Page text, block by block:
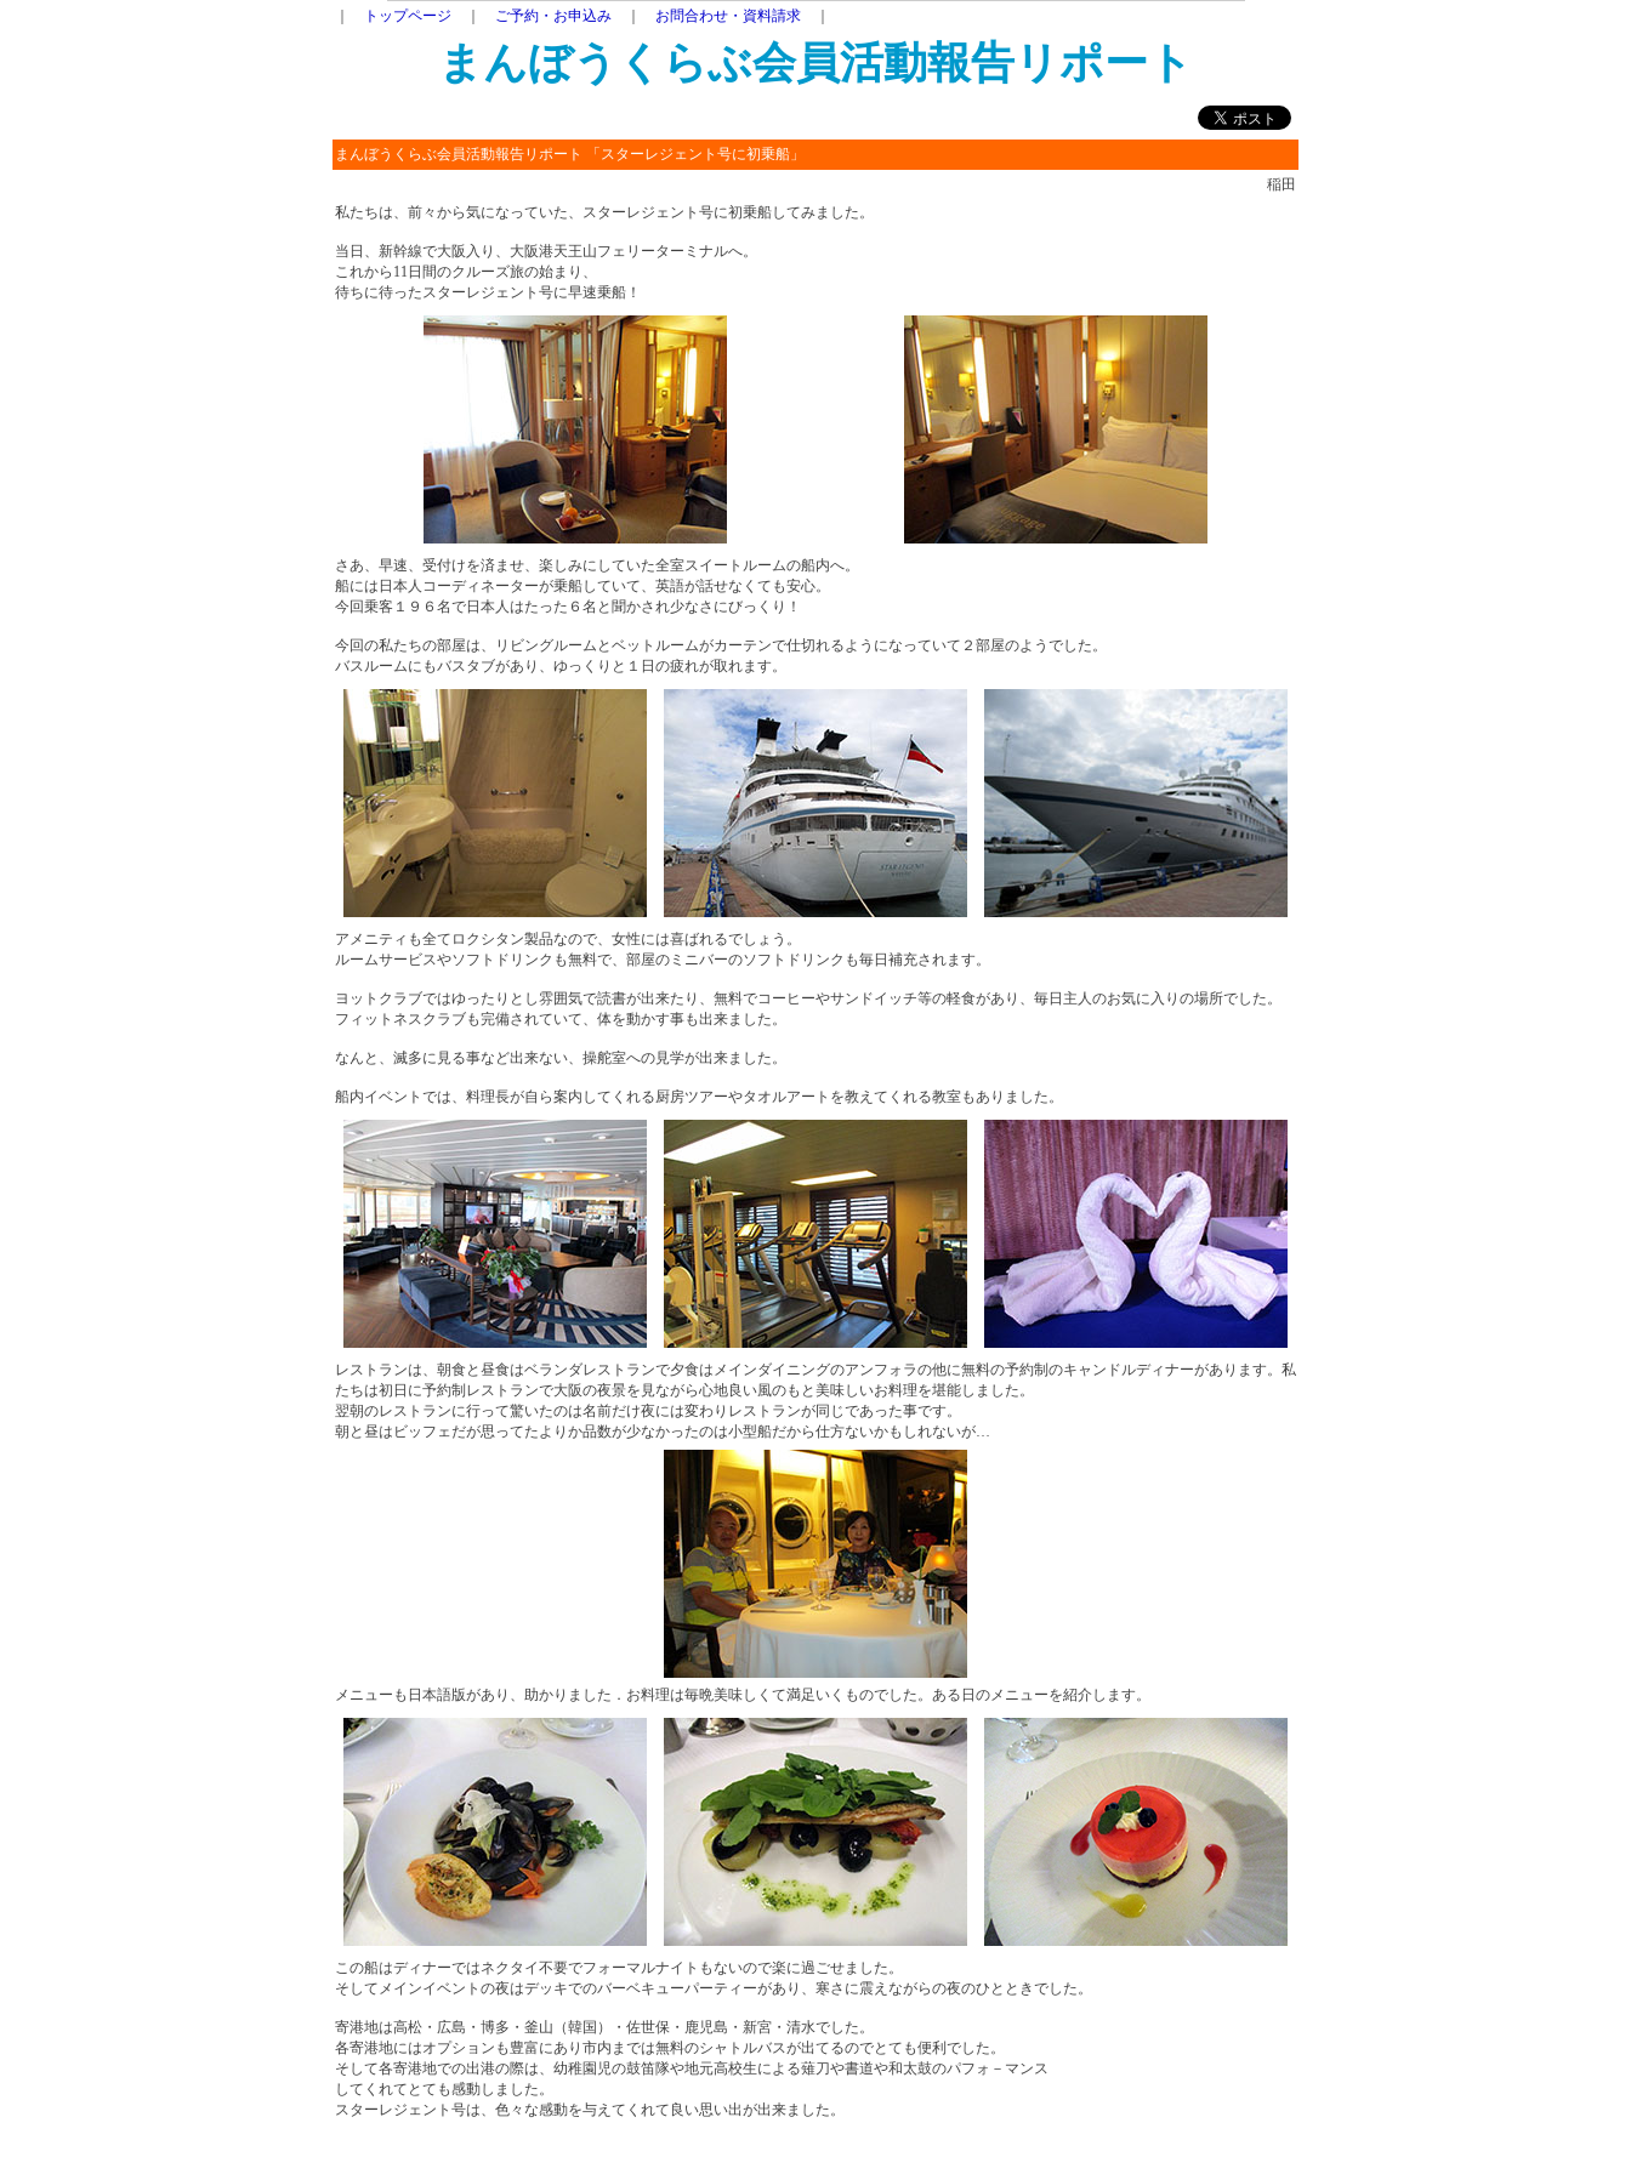
トップページ ご予約・お申込み お問合わせ・資料請求
まんぼうくらぶ会員活動報告リポート
まんぼうくらぶ会員活動報告リポート 「スターレジェント号に初乗船」
稲田
私たちは、前々から気になっていた、スターレジェント号に初乗船してみました。
当日、新幹線で大阪入り、大阪港天王山フェリーターミナルへ。
これから11日間のクルーズ旅の始まり、
待ちに待ったスターレジェント号に早速乗船！
さあ、早速、受付けを済ませ、楽しみにしていた全室スイートルームの船内へ。
船には日本人コーディネーターが乗船していて、英語が話せなくても安心。
今回乗客１９６名で日本人はたった６名と聞かされ少なさにびっくり！
今回の私たちの部屋は、リビングルームとベットルームがカーテンで仕切れるようになっていて２部屋のようでした。
バスルームにもバスタブがあり、ゆっくりと１日の疲れが取れます。
アメニティも全てロクシタン製品なので、女性には喜ばれるでしょう。
ルームサービスやソフトドリンクも無料で、部屋のミニバーのソフトドリンクも毎日補充されます。
ヨットクラブではゆったりとし雰囲気で読書が出来たり、無料でコーヒーやサンドイッチ等の軽食があり、毎日主人のお気に入りの場所でした。
フィットネスクラブも完備されていて、体を動かす事も出来ました。
なんと、滅多に見る事など出来ない、操舵室への見学が出来ました。
船内イベントでは、料理長が自ら案内してくれる厨房ツアーやタオルアートを教えてくれる教室もありました。
レストランは、朝食と昼食はベランダレストランで夕食はメインダイニングのアンフォラの他に無料の予約制のキャンドルディナーがあります。私
たちは初日に予約制レストランで大阪の夜景を見ながら心地良い風のもと美味しいお料理を堪能しました。
翌朝のレストランに行って驚いたのは名前だけ夜には変わりレストランが同じであった事です。
朝と昼はビッフェだが思ってたよりか品数が少なかったのは小型船だから仕方ないかもしれないが…
メニューも日本語版があり、助かりました．お料理は毎晩美味しくて満足いくものでした。ある日のメニューを紹介します。
この船はディナーではネクタイ不要でフォーマルナイトもないので楽に過ごせました。
そしてメインイベントの夜はデッキでのバーベキューパーティーがあり、寒さに震えながらの夜のひとときでした。
寄港地は高松・広島・博多・釜山（韓国）・佐世保・鹿児島・新宮・清水でした。
各寄港地にはオプションも豊富にあり市内までは無料のシャトルバスが出てるのでとても便利でした。
そして各寄港地での出港の際は、幼稚園児の鼓笛隊や地元高校生による薙刀や書道や和太鼓のパフォ－マンス
してくれてとても感動しました。
スターレジェント号は、色々な感動を与えてくれて良い思い出が出来ました。